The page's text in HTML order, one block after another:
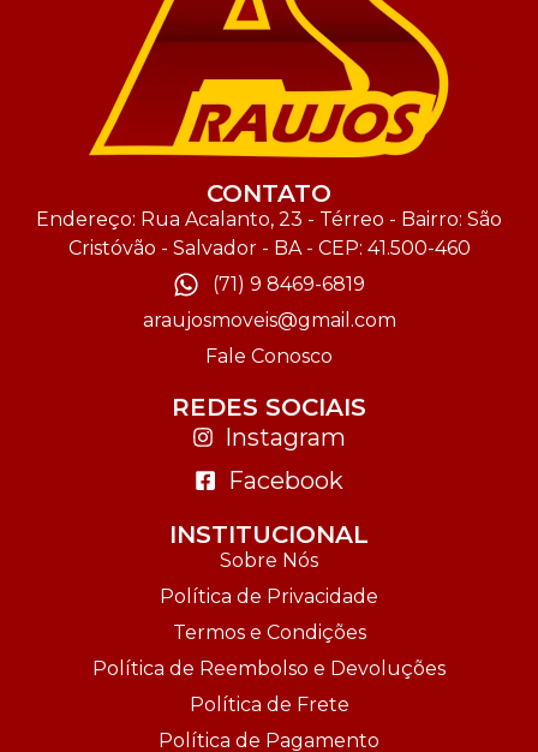
CONTATO
Endereço: Rua Acalanto, 23 - Térreo - Bairro: São
Cristóvão - Salvador - BA - CEP: 41.500-460
(71) 9 8469-6819
araujosmoveis@gmail.com
Fale Conosco
REDES SOCIAIS
Instagram
Facebook
INSTITUCIONAL
Sobre Nós
Política de Privacidade
Termos e Condições
Política de Reembolso e Devoluções
Política de Frete
Política de Pagamento